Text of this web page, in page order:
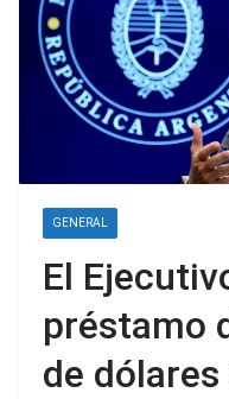
GENERAL
El
préstamo
de